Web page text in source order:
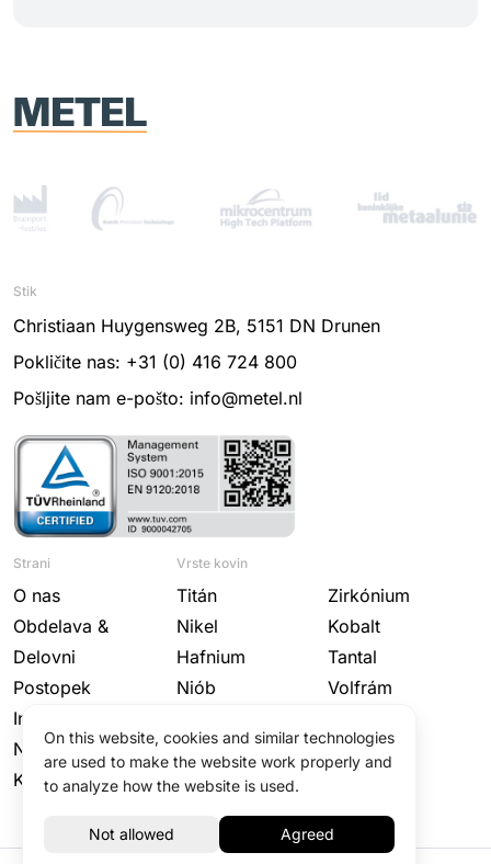
Stik
Christiaan Huygensweg 2B, 5151 DN Drunen
Pokličite nas: +31 (0) 416 724 800
Pošljite nam e-pošto: info@metel.nl
Strani
O nas
Obdelava &
Delovni
Postopek
Industrije
Novice
Kontakt
Vrste kovin
Titán
Zirkónium
Nikel
Kobalt
Hafnium
Tantal
Niób
Volfrám
On this website, cookies and similar technologies
are used to make the website work properly and
to analyze how the website is used.